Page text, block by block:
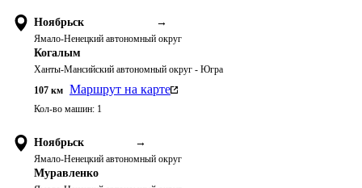
Ноябрьск →
Ямало-Ненецкий автономный округ
Когалым
Ханты-Мансийский автономный округ - Югра
107 км Маршрут на карте
Кол-во машин: 1
Ноябрьск →
Ямало-Ненецкий автономный округ
Муравленко